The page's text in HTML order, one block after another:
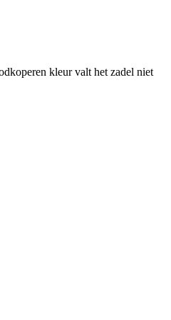
kleur valt het zadel niet